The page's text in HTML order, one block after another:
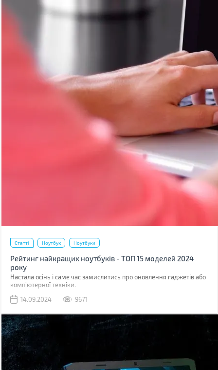
Статті Ноутбук Ноутбуки
Рейтинг найкращих ноутбуків - ТОП 15 моделей 2024
року
Настала осінь і саме час замислитись про оновлення гаджетів або
комп’ютерної техніки.
14.09.2024
9671